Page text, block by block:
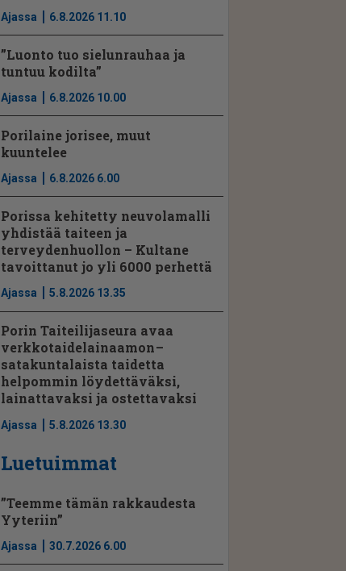
Ajassa 6.8.2026 11.10
”Luonto tuo sielunrauhaa ja
tuntuu kodilta”
Ajassa 6.8.2026 10.00
Porilaine jorisee, muut
kuuntelee
Ajassa 6.8.2026 6.00
Porissa kehitetty neuvolamalli
yhdistää taiteen ja
terveydenhuollon – Kultane
tavoittanut jo yli 6000 perhettä
Ajassa 5.8.2026 13.35
Porin Taiteilijaseura avaa
verkko­tai­de­lai­naamon –
satakuntalaista taidetta
helpommin löydettäväksi,
lainattavaksi ja ostettavaksi
Ajassa 5.8.2026 13.30
Luetuimmat
”Teemme tämän rakkaudesta
Yyteriin”
Ajassa 30.7.2026 6.00